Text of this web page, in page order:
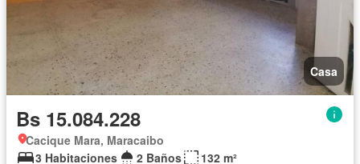
Casa
Bs 15.084.228
Cacique Mara, Maracaibo
3 Habitaciones
2 Baños 132 m²